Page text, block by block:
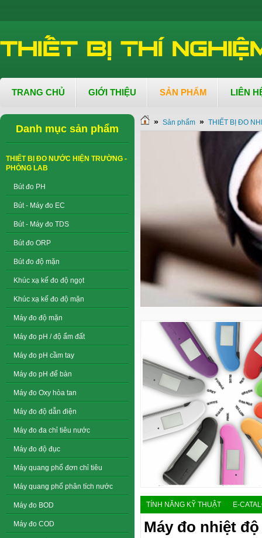
TRANG CHỦ GIỚI THIỆU SẢN PHẨM LIÊN
Danh mục sản phẩm
THIẾT BỊ ĐO NƯỚC HIỆN TRƯỜNG -
PHÒNG LAB
Bút đo PH
Bút - Máy đo EC
Bút - Máy đo TDS
Bút đo ORP
Bút đo độ mặn
Khúc xạ kế đo độ ngọt
Khúc xạ kế đo độ mặn
Máy đo độ mặn
Máy đo pH / độ ẩm đất
Máy đo pH cầm tay
Máy đo pH để bàn
Máy đo Oxy hòa tan
Máy đo độ dẫn điện
Máy đo đa chỉ tiêu nước
Máy đo độ đục
Máy quang phổ đơn chỉ tiêu
Máy quang phổ phân tích nước
Máy đo BOD
Máy đo COD
» Sản phẩm » THIẾT BỊ ĐO
TÍNH NĂNG KỸ THUẬT E-
Máy đo nhiệt